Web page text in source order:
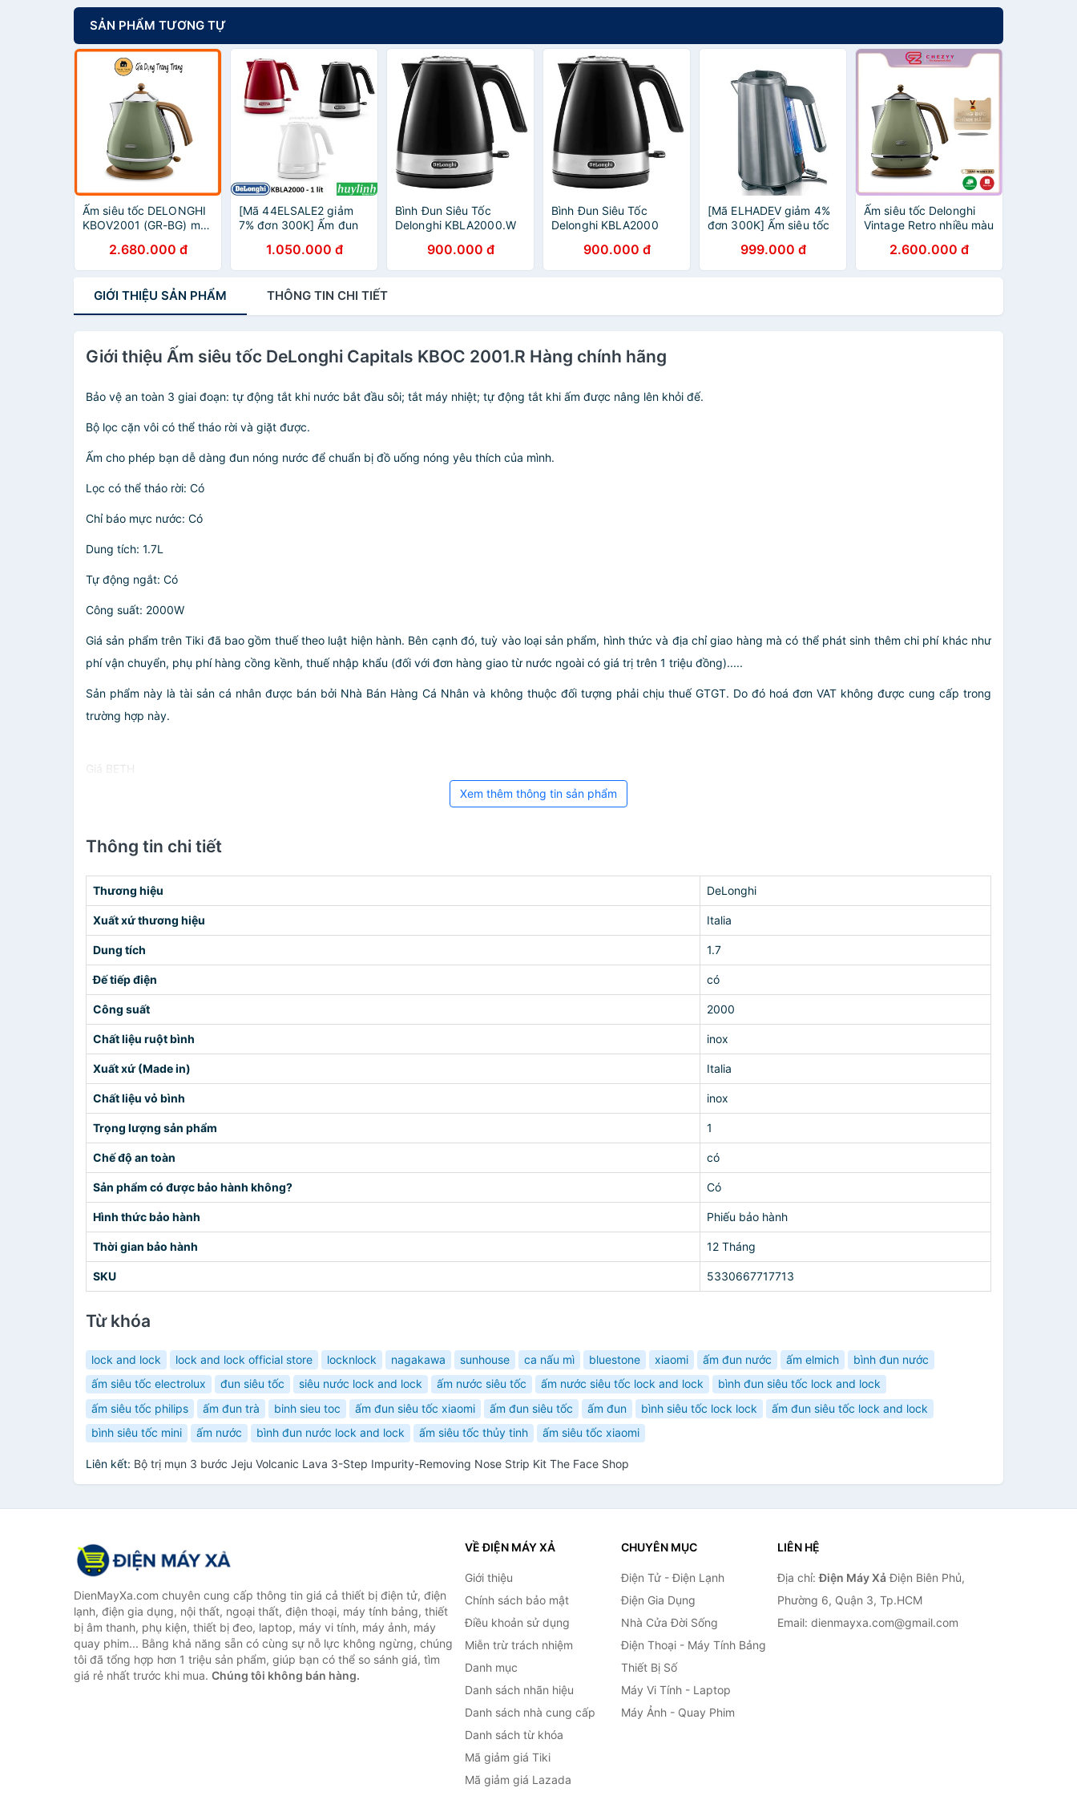
SẢN PHẨM TƯƠNG TỰ
Ấm siêu tốc DELONGHI
KBOV2001 (GR-BG) màu
2.680.000 đ
[Mã 44ELSALE2 giảm
7% đơn 300K] Ấm đun
KBLA2000 - 1 lít
1.050.000 đ
Bình Đun Siêu Tốc
Delonghi KBLA2000.W
900.000 đ
Bình Đun Siêu Tốc
Delonghi KBLA2000
900.000 đ
[Mã ELHADEV giảm 4%
đơn 300K] Ấm siêu tốc
Esclusivo - Hàng nhập
khẩu
999.000 đ
Ấm siêu tốc Delonghi
Vintage Retro nhiều màu
2.600.000 đ
GIỚI THIỆU SẢN PHẨM THÔNG TIN CHI TIẾT
Giới thiệu Ấm siêu tốc DeLonghi Capitals KBOC 2001.R Hàng chính hãng
Bảo vệ an toàn 3 giai đoạn: tự động tắt khi nước bắt đầu sôi; tắt máy nhiệt; tự động tắt khi ấm được nâng lên khỏi đế.
Bộ lọc cặn vôi có thể tháo rời và giặt được.
Ấm cho phép bạn dễ dàng đun nóng nước để chuẩn bị đồ uống nóng yêu thích của mình.
Lọc có thể tháo rời: Có
Chỉ báo mực nước: Có
Dung tích: 1.7L
Tự động ngắt: Có
Công suất: 2000W
Giá sản phẩm trên Tiki đã bao gồm thuế theo luật hiện hành. Bên cạnh đó, tuỳ vào loại sản phẩm, hình thức và địa chỉ giao hàng mà có thể phát sinh thêm chi phí khác như
phí vận chuyển, phụ phí hàng cồng kềnh, thuế nhập khẩu (đối với đơn hàng giao từ nước ngoài có giá trị trên 1 triệu đồng).....
Sản phẩm này là tài sản cá nhân được bán bởi Nhà Bán Hàng Cá Nhân và không thuộc đối tượng phải chịu thuế GTGT. Do đó hoá đơn VAT không được cung cấp trong
trường hợp này.
Giá BETH
Xem thêm thông tin sản phẩm
Thông tin chi tiết
Thương hiệu DeLonghi
Xuất xứ thương hiệu Italia
Dung tích 1.7
Đế tiếp điện có
Công suất 2000
Chất liệu ruột bình inox
Xuất xứ (Made in) Italia
Chất liệu vỏ bình inox
Trọng lượng sản phẩm 1
Chế độ an toàn có
Sản phẩm có được bảo hành không? Có
Hình thức bảo hành Phiếu bảo hành
Thời gian bảo hành 12 Tháng
SKU 5330667717713
Từ khóa
lock and lock lock and lock official store locknlock nagakawa sunhouse ca nấu mì bluestone xiaomi ấm đun nước ấm elmich
bình đun nước
ấm siêu tốc electrolux
đun siêu tốc siêu nước lock and lock ấm nước siêu tốc ấm nước siêu tốc lock and lock
bình đun siêu tốc lock and lock
ấm siêu tốc philips
ấm đun trà binh sieu toc ấm đun siêu tốc xiaomi ấm đun siêu tốc ấm đun bình siêu tốc lock lock
ấm đun siêu tốc lock and lock
bình siêu tốc mini
ấm nước bình đun nước lock and lock ấm siêu tốc thủy tinh ấm siêu tốc xiaomi
Liên kết: Bộ trị mụn 3 bước Jeju Volcanic Lava 3-Step Impurity-Removing Nose Strip Kit The Face Shop
DienMayXa.com chuyên cung cấp thông tin giá cả thiết bị điện tử, điện
lạnh, điện gia dụng, nội thất, ngoại thất, điện thoại, máy tính bảng, thiết
bị âm thanh, phụ kiện, thiết bị đeo, laptop, máy vi tính, máy ảnh, máy
quay phim... Bằng khả năng sẵn có cùng sự nỗ lực không ngừng, chúng
tôi đã tổng hợp hơn 1 triệu sản phẩm, giúp bạn có thể so sánh giá, tìm
giá rẻ nhất trước khi mua. Chúng tôi không bán hàng.
VỀ ĐIỆN MÁY XẢ
Giới thiệu
Chính sách bảo mật
Điều khoản sử dụng
Miễn trừ trách nhiệm
Danh mục
Danh sách nhãn hiệu
Danh sách nhà cung cấp
Danh sách từ khóa
Mã giảm giá Tiki
Mã giảm giá Lazada
CHUYÊN MỤC
Điện Tử - Điện Lạnh
Điện Gia Dụng
Nhà Cửa Đời Sống
Điện Thoại - Máy Tính Bảng
Thiết Bị Số
Máy Vi Tính - Laptop
Máy Ảnh - Quay Phim
LIÊN HỆ
Địa chỉ:Điện Máy XảĐiện Biên Phủ,
Phường 6, Quận 3, Tp.HCM
Email: dienmayxa.com@gmail.com